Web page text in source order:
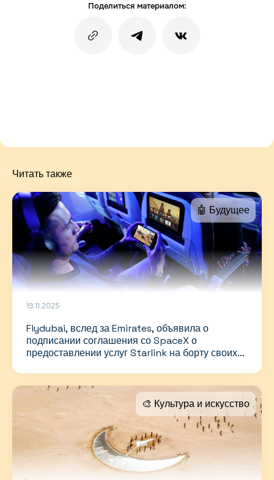
Поделиться материалом:
Читать также
🤖 Будущее
19.11.2025
Flydubai, вслед за Emirates, объявила о
подписании соглашения со SpaceX о
предоставлении услуг Starlink на борту своих
🎨 Культура и искусство